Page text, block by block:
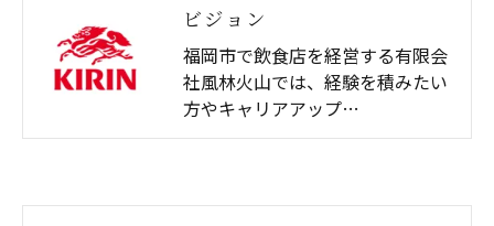
ビジョン
福岡市で飲食店を経営する有限会
社風林火山では、経験を積みたい
方やキャリアアップ…